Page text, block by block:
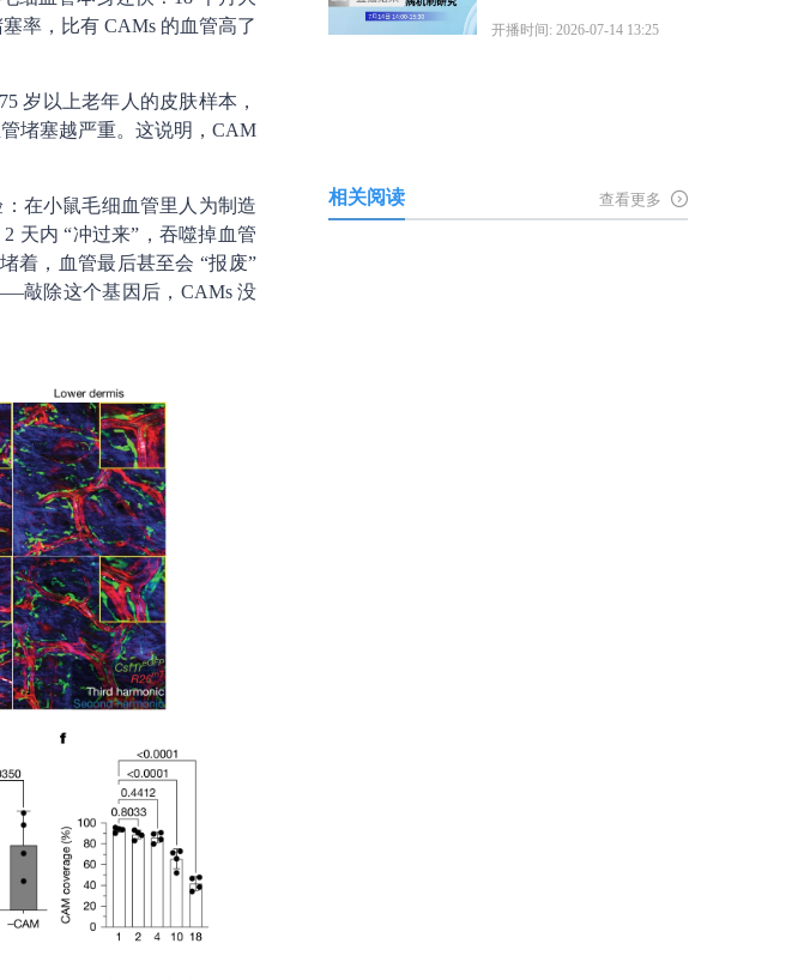
率，比有 CAMs 的血管高了
岁以上老年人的皮肤样本，
堵塞越严重。这说明，CAM
在小鼠毛细血管里人为制造
天内 “冲过来”，吞噬掉血管
着，血管最后甚至会 “报废”
敲除这个基因后，CAMs 没
开播时间: 2026-07-14 13:25
相关阅读 查看更多